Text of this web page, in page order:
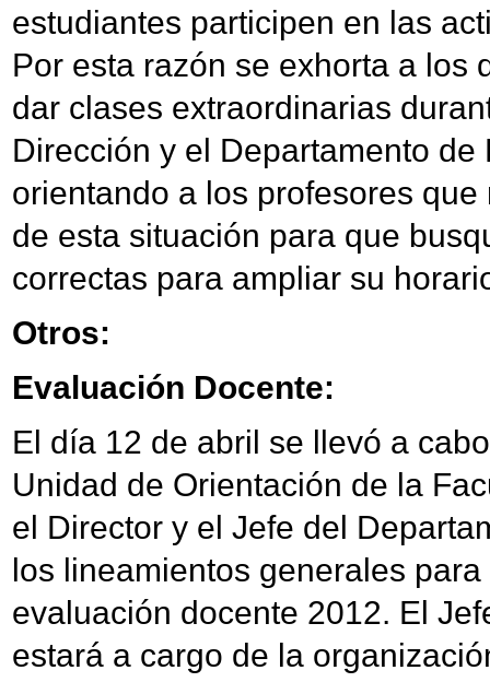
estudiantes participen en las
Por esta razón se exhorta a los
dar clases extraordinarias
Dirección y el Departamento de
orientando a los profesores
de esta situación para que
correctas para ampliar su
Otros:
Evaluación Docente:
El día 12 de abril se llevó a
Unidad de Orientación de la
el Director y el Jefe del
los lineamientos generales
evaluación docente 2012. El
estará a cargo de la